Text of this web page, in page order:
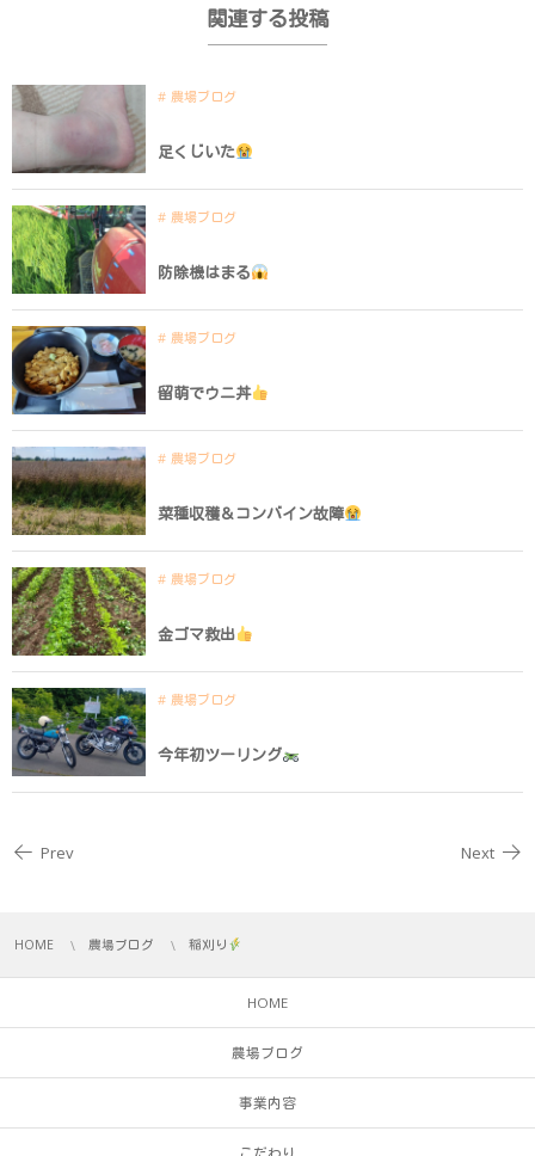
関連する投稿
農場ブログ
足くじいた
農場ブログ
防除機はまる
農場ブログ
留萌でウニ丼
農場ブログ
菜種収穫＆コンバイン故障
農場ブログ
金ゴマ救出
農場ブログ
今年初ツーリング
Prev Next
HOME 農場ブログ 稲刈り
HOME
農場ブログ
事業内容